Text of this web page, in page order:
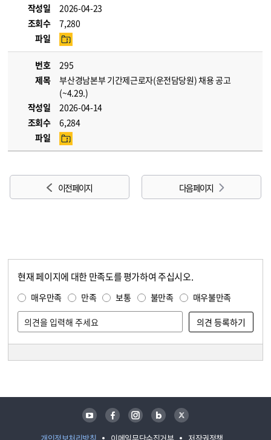
작성일
2026-04-23
조회수
7,280
파일
번호
295
제목
부산경남본부 기간제근로자(운전담당원) 채용 공고
(~4.29.)
작성일
2026-04-14
조회수
6,284
파일
이전 페이지 다음 페이지
현재 페이지에 대한 만족도를 평가하여 주십시오.
매우만족 만족 보통 불만족 매우불만족
유튜브 페이스북 인스타그램 블로그 트위터